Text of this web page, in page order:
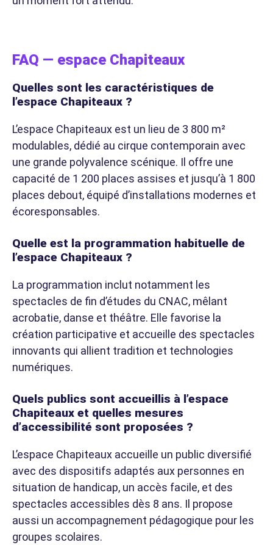
FAQ — espace Chapiteaux
Quelles sont les caractéristiques de
l’espace Chapiteaux ?
L’espace Chapiteaux est un lieu de 3 800 m²
modulables, dédié au cirque contemporain avec
une grande polyvalence scénique. Il offre une
capacité de 1 200 places assises et jusqu’à 1 800
places debout, équipé d’installations modernes et
écoresponsables.
Quelle est la programmation habituelle de
l’espace Chapiteaux ?
La programmation inclut notamment les
spectacles de fin d’études du CNAC, mêlant
acrobatie, danse et théâtre. Elle favorise la
création participative et accueille des spectacles
innovants qui allient tradition et technologies
numériques.
Quels publics sont accueillis à l’espace
Chapiteaux et quelles mesures
d’accessibilité sont proposées ?
L’espace Chapiteaux accueille un public diversifié
avec des dispositifs adaptés aux personnes en
situation de handicap, un accès facile, et des
spectacles accessibles dès 8 ans. Il propose
aussi un accompagnement pédagogique pour les
groupes scolaires.